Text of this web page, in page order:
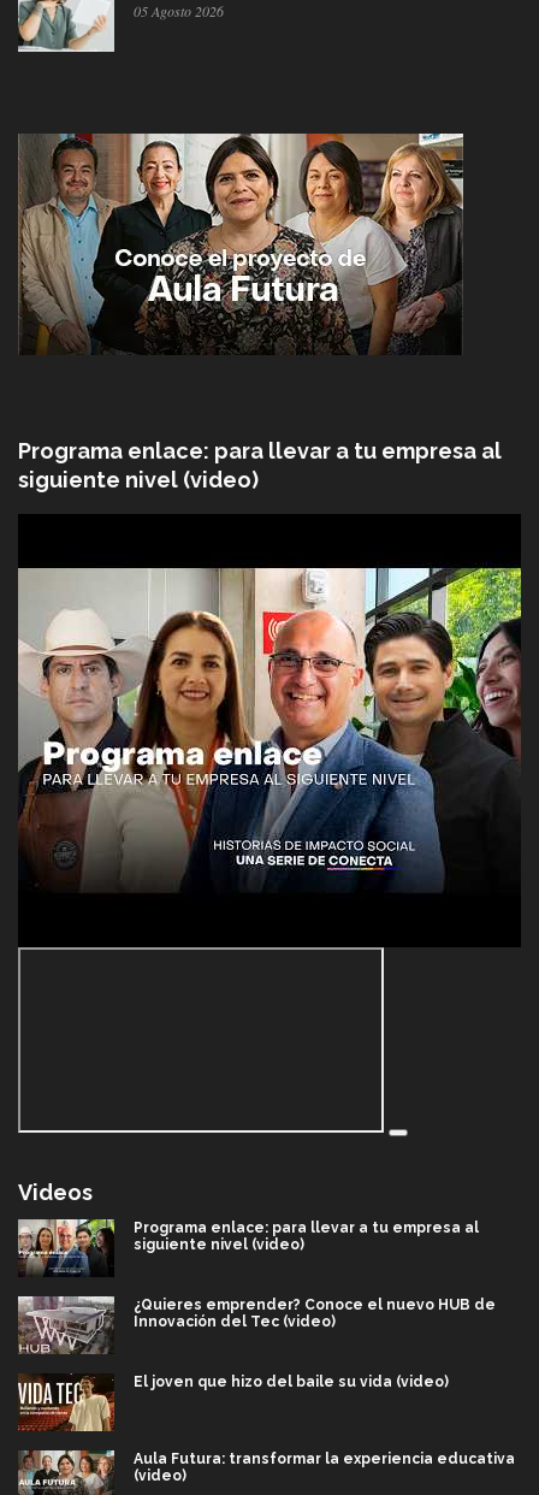
05 Agosto 2026
Programa enlace: para llevar a tu empresa al
siguiente nivel (video)
Videos
Programa enlace: para llevar a tu empresa al
siguiente nivel (video)
¿Quieres emprender? Conoce el nuevo HUB de
Innovación del Tec (video)
El joven que hizo del baile su vida (video)
Aula Futura: transformar la experiencia educativa
(video)